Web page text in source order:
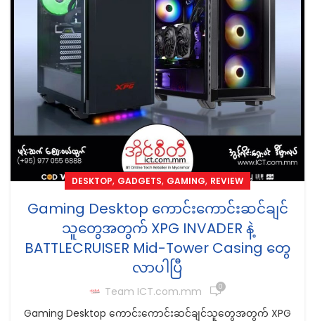
DESKTOP, GADGETS, GAMING, REVIEW
Gaming Desktop ကောင်းကောင်းဆင်ချင်
သူတွေအတွက် XPG INVADER နဲ့
BATTLECRUISER Mid-Tower Casing တွေ
လာပါပြီ
Team ICT.com.mm 0
Gaming Desktop ကောင်းကောင်းဆင်ချင်သူတွေအတွက် XPG